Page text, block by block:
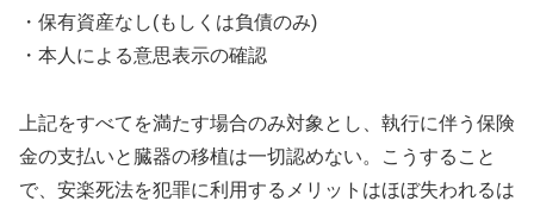
・保有資産なし(もしくは負債のみ)
・本人による意思表示の確認
上記をすべてを満たす場合のみ対象とし、執行に伴う保険
金の支払いと臓器の移植は一切認めない。こうすること
で、安楽死法を犯罪に利用するメリットはほぼ失われるは